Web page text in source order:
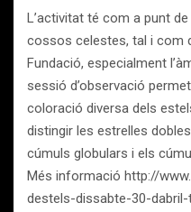
L’activitat té com a punt
cossos celestes, tal i com
Fundació, especialment
sessió d’observació
coloració diversa dels
distingir les estrelles
cúmuls globulars i els
Més informació http://
destels-dissabte-30-